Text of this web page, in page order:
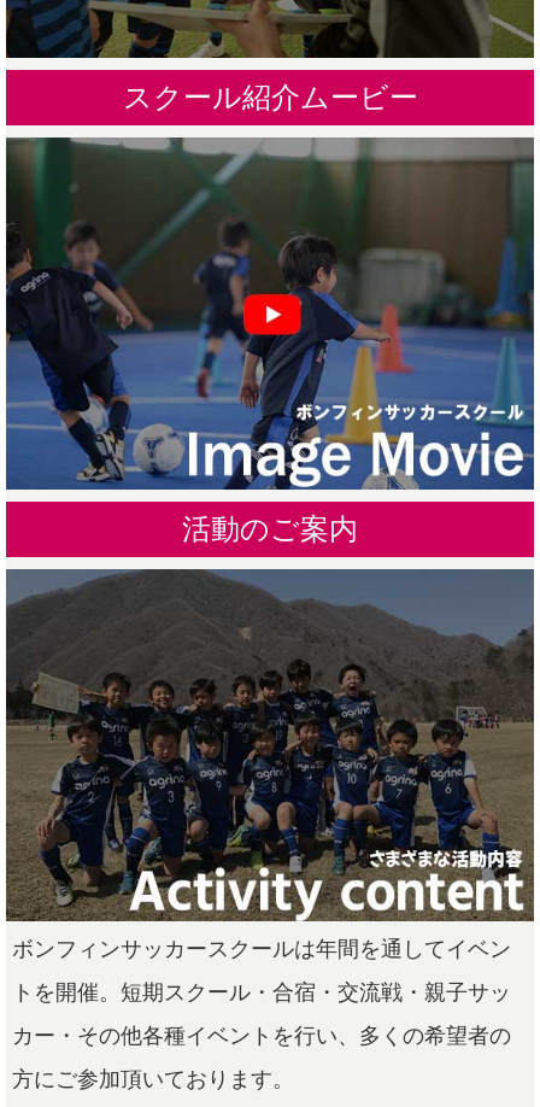
スクール紹介ムービー
活動のご案内
ボンフィンサッカースクールは年間を通してイベン
トを開催。短期スクール・合宿・交流戦・親子サッ
カー・その他各種イベントを行い、多くの希望者の
方にご参加頂いております。